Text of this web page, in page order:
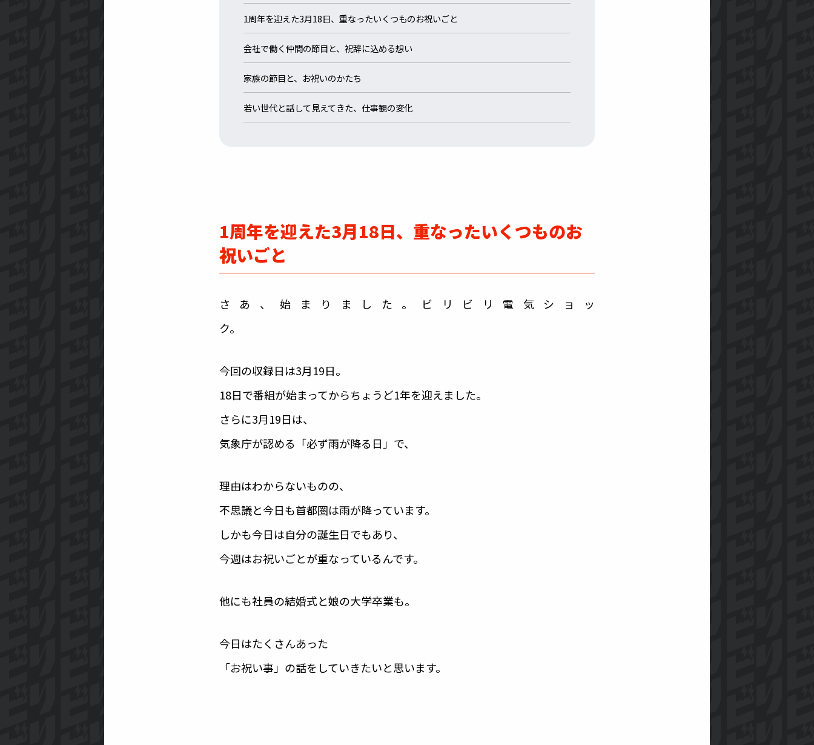
1周年を迎えた3月18日、重なったいくつものお祝いごと
会社で働く仲間の節目と、祝辞に込める想い
家族の節目と、お祝いのかたち
若い世代と話して見えてきた、仕事観の変化
1周年を迎えた3月18日、重なったいくつものお
祝いごと
さあ、始まりました。ビリビリ電気ショッ
ク。
今回の収録日は3月19日。
18日で番組が始まってからちょうど1年を迎えました。
さらに3月19日は、
気象庁が認める「必ず雨が降る日」で、
理由はわからないものの、
不思議と今日も首都圏は雨が降っています。
しかも今日は自分の誕生日でもあり、
今週はお祝いごとが重なっているんです。
他にも社員の結婚式と娘の大学卒業も。
今日はたくさんあった
「お祝い事」の話をしていきたいと思います。